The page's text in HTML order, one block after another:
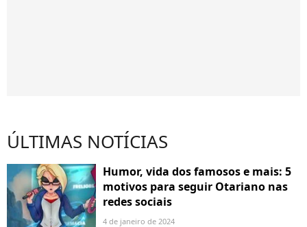
ÚLTIMAS NOTÍCIAS
Humor, vida dos famosos e mais: 5
motivos para seguir Otariano nas
redes sociais
4 de janeiro de 2024